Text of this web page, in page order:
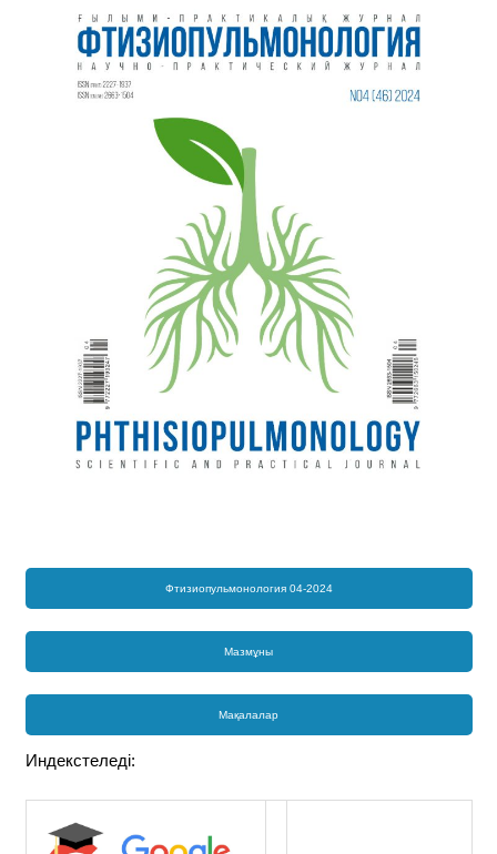
Фтизиопульмонология 04-2024
Мазмұны
Мақалалар
Индекстеледі: